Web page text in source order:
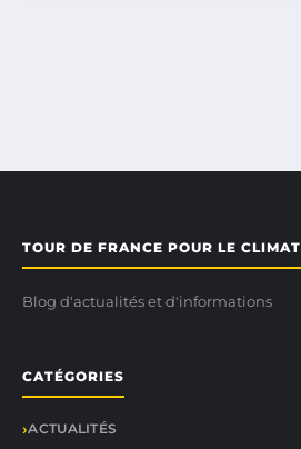
TOUR DE FRANCE POUR LE CLIMAT
Blog d'actualités et d'informations
CATÉGORIES
ACTUALITÉS